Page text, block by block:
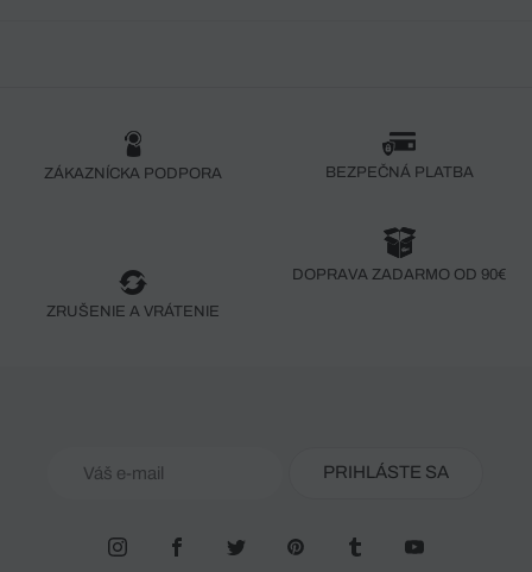
ZÁKAZNÍCKA PODPORA BEZPEČNÁ PLATBA
ZRUŠENIE A VRÁTENIE
DOPRAVA ZADARMO OD 90€
PRIHLÁSTE SA